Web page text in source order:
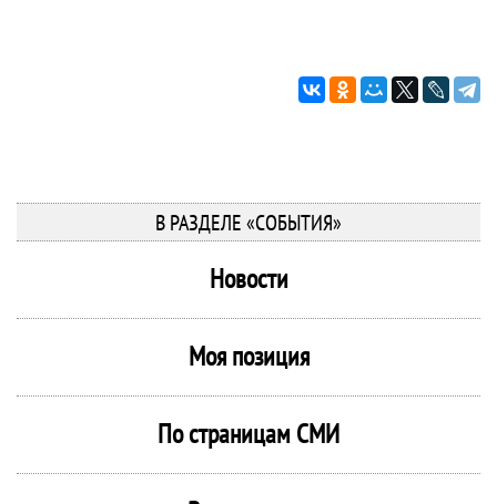
В РАЗДЕЛЕ «СОБЫТИЯ»
Новости
Моя позиция
По страницам СМИ